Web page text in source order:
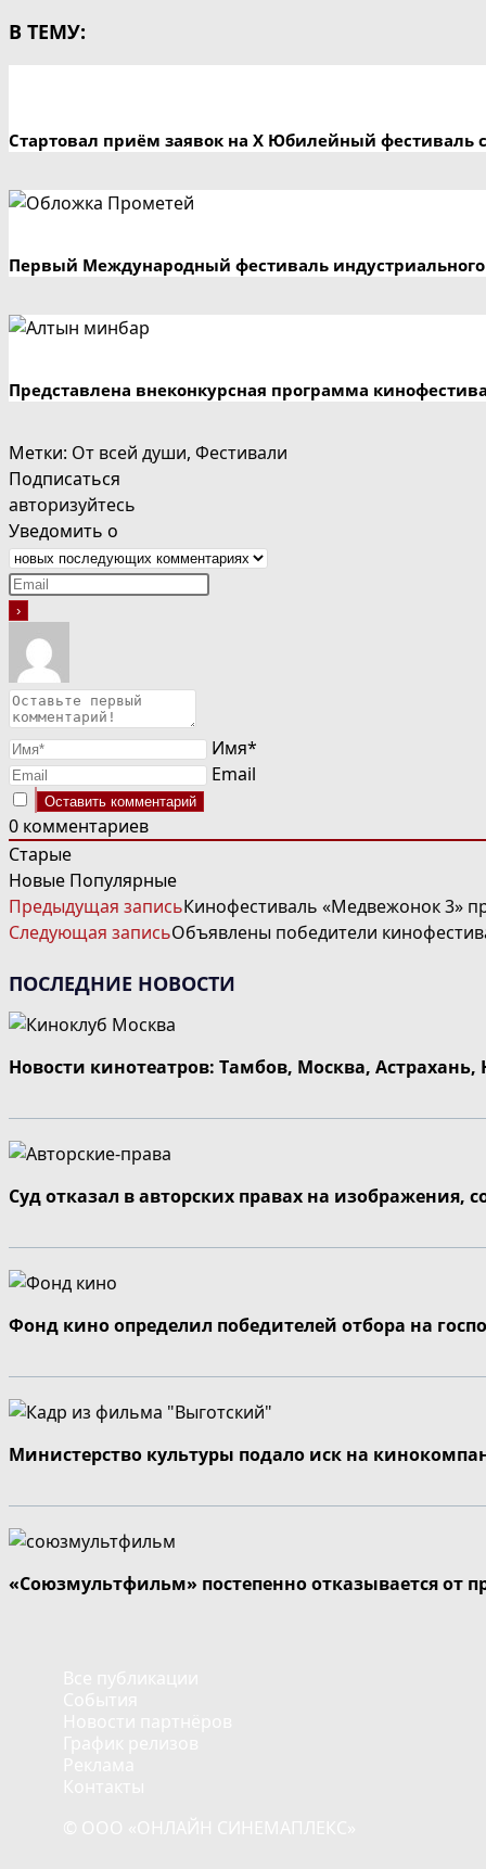
В ТЕМУ:
Стартовал приём заявок на X Юбилейный фестиваль
Первый Международный фестиваль
Представлена внеконкурсная программа
Метки: От всей души, Фестивали
Подписаться
авторизуйтесь
Уведомить о
Имя*
Email
0 комментариев
Старые
Новые Популярные
ЧИТАТЬ
ДАЛЕЕ
СТАТЬИ
Предыдущая записьКинофестиваль «Медвежонок 3»
Следующая записьОбъявлены победители
ПОСЛЕДНИЕ НОВОСТИ
Новости кинотеатров: Тамбов, Москва,
Суд отказал в авторских правах на изображения,
Фонд кино определил победителей отбора на
Министерство культуры подало иск на
«Союзмультфильм» постепенно отказывается от